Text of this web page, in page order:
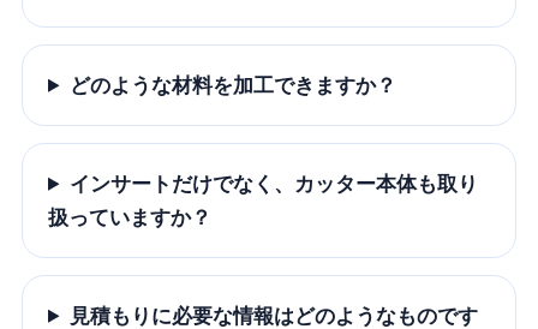
どのような材料を加工できますか？
インサートだけでなく、カッター本体も取り
扱っていますか？
見積もりに必要な情報はどのようなものです